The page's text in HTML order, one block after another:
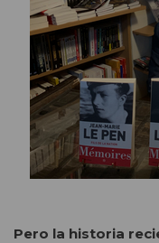
Pero la historia